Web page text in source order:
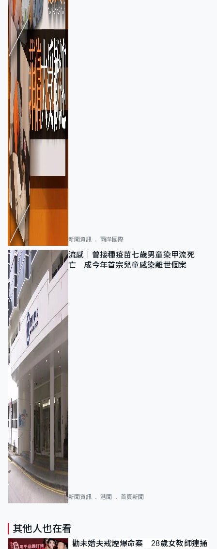
新聞資訊 兩岸國際
流感｜曾接種疫苗七歲男童染甲流死
亡 成今年首宗兒童感染離世個案
新聞資訊 港聞 首頁新聞
其他人也在看
勸未婚夫戒煙爆命案 28歲女教師連捅